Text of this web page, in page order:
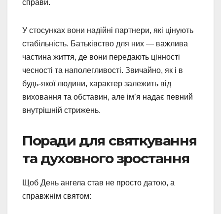
справи.
У стосунках вони надійні партнери, які цінують
стабільність. Батьківство для них — важлива
частина життя, де вони передають цінності
чесності та наполегливості. Звичайно, як і в
будь-якої людини, характер залежить від
виховання та обставин, але ім’я надає певний
внутрішній стрижень.
Поради для святкування
та духовного зростання
Щоб День ангела став не просто датою, а
справжнім святом: